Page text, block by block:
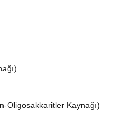
Oligosakkaritler Kaynağı)